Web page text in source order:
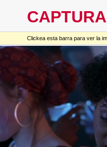
Clickea esta barra para ver la